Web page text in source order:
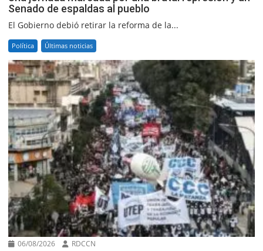
Senado de espaldas al pueblo
El Gobierno debió retirar la reforma de la...
Política Últimas noticias
06/08/2026 RDCCN